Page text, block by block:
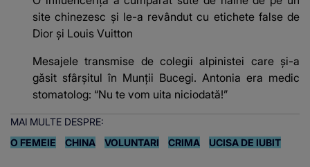
site chinezesc și le-a revândut cu etichete false de
Dior și Louis Vuitton
Mesajele transmise de colegii alpinistei care și-a
găsit sfârșitul în Munții Bucegi. Antonia era medic
stomatolog: “Nu te vom uita niciodată!”
MAI MULTE DESPRE:
O FEMEIE
CHINA VOLUNTARI CRIMA UCISA DE IUBIT